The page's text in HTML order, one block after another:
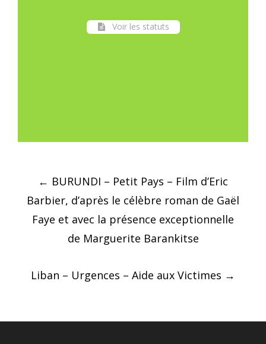
Voir les statuts
Post
navigation
← BURUNDI – Petit Pays – Film d’Eric
Barbier, d’après le célèbre roman de Gaël
Faye et avec la présence exceptionnelle
de Marguerite Barankitse
Liban – Urgences – Aide aux Victimes →